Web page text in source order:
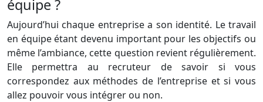
équipe ?
Aujourd’hui chaque entreprise a son identité. Le travail
en équipe étant devenu important pour les objectifs ou
même l’ambiance, cette question revient régulièrement.
Elle permettra au recruteur de savoir si vous
correspondez aux méthodes de l’entreprise et si vous
allez pouvoir vous intégrer ou non.